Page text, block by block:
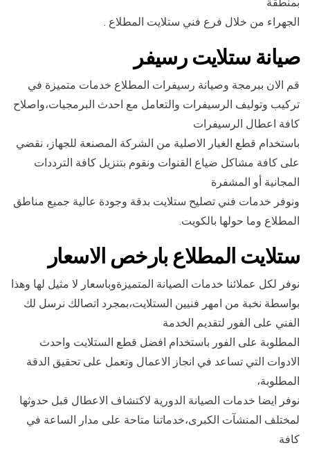
الجهراء من خلال فرع فني ستلايت المطلاع .
صيانة ستلايت رسيفر
قم الان ببرمجة وصيانة رسيفرات المطلاع خدمات متميزة في
تركيب وتوليف الرسيفرات والتعامل مع احدث البرمجيات،واصلاح
كافة اعطال الرسيفرات
باستخدام قطع الغيار الاصلية من الشركة المصنعة للجهاز، نقضي
على كافة مشاكل ضياع القنوات ونقوم بتنزيل كافة الترددات
المجانية أو المشفرة
ونوفر خدمات فني تصليح ستلايت بدقة وجودة عالية جميع مناطق
المطلاع وما حولها بالكويت.
ستلايت المطلاع بارخص الاسعار
نوفر لكل عملائنا خدمات الصيانة المتميزةوباسعار لا مثيل لها وهذا
بواسطة نخبة من امهر فنيين الستلايت،بمجرد اتصالك نرسل لك
الفني على الفور لتقديم الخدمة
المطلوبة على الفور باستخدام افضل قطع الستلايت واحدث
الادوات التي تساعد في انجاز الاعمال وتعمل على تحقيق الدقة
المطلوبة،
نوفر ايضا خدمات الصيانة الدورية لاكتشاف الاعطال قبل حدوثها
لمختلف المنشآت الكبرى،خدماتنا متاحة على مدار الساعة في
كافة